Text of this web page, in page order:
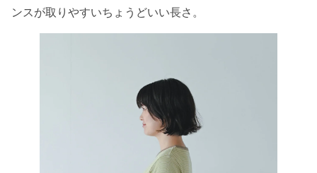
ンスが取りやすいちょうどいい長さ。